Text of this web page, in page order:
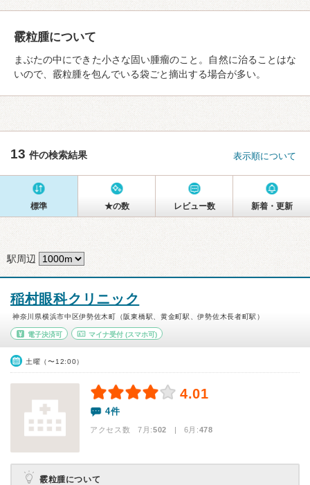
霰粒腫について
まぶたの中にできた小さな固い腫瘤のこと。自然に治ることはな
いので、霰粒腫を包んでいる袋ごと摘出する場合が多い。
13 件の検索結果 表示順について
標準 ★の数 レビュー数 新着・更新
駅周辺
稲村眼科クリニック
神奈川県横浜市中区伊勢佐木町（阪東橋駅、黄金町駅、伊勢佐木長者町駅）
電子決済可 マイナ受付(スマホ可)
土曜（〜12:00）
4.01
4件
アクセス数 7月:502 | 6月:478
霰粒腫について